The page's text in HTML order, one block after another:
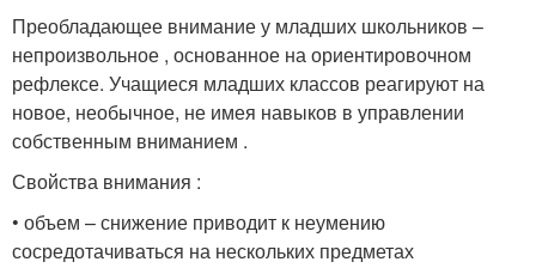
Преобладающее внимание у младших школьников –
непроизвольное , основанное на ориентировочном
рефлексе. Учащиеся младших классов реагируют на
новое, необычное, не имея навыков в управлении
собственным вниманием .
Свойства внимания :
• объем – снижение приводит к неумению
сосредотачиваться на нескольких предметах